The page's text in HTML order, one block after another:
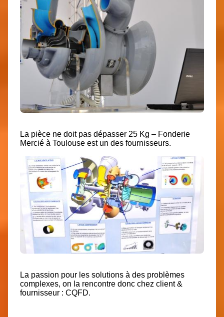
La pièce ne doit pas dépasser 25 Kg – Fonderie
Mercié à Toulouse est un des fournisseurs.
La passion pour les solutions à des problèmes
complexes, on la rencontre donc chez client &
fournisseur : CQFD.